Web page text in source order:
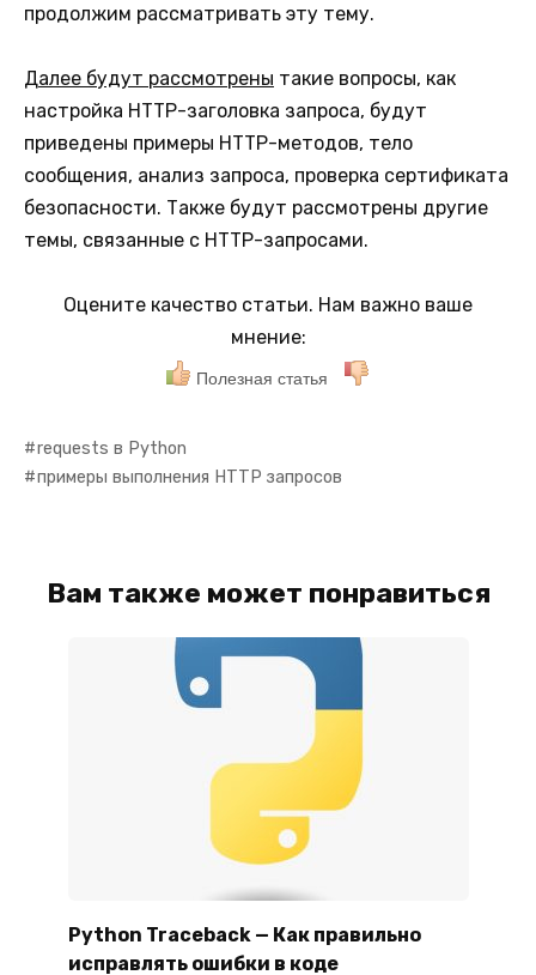
продолжим рассматривать эту тему.
Далее будут рассмотрены такие вопросы, как
настройка HTTP-заголовка запроса, будут
приведены примеры HTTP-методов, тело
сообщения, анализ запроса, проверка сертификата
безопасности. Также будут рассмотрены другие
темы, связанные с HTTP-запросами.
Оцените качество статьи. Нам важно ваше
мнение:
Полезная статья
requests в Python
примеры выполнения HTTP запросов
Вам также может понравиться
Python Traceback — Как правильно
исправлять ошибки в коде